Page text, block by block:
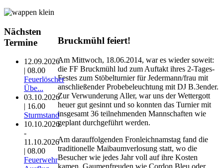
Bruckmühl feiert!
Am Mittwoch, 18.06.2014, war es wieder soweit:
die FF Bruckmühl lud zum Auftakt ihres 2-Tages-
Festes zum Stöbelturnier für Jedermann/frau mit
anschließender Probebeleuchtung mit DJ B.3ender.
Zur Verwunderung Aller, war uns der Wettergott
heuer gut gesinnt und so konnten das Turnier mit
insgesamt 36 teilnehmenden Mannschaften wie
geplant durchgeführt werden.
Am darauffolgenden Fronleichnamstag fand die
traditionelle Maibaumverlosung statt, wo die
Besucher wie jedes Jahr voll auf ihre Kosten
Nächsten
Termine
12.09.2026
| 08.00
Feuerlöscher
Übe...
03.10.2026
| 16.00
Sturmstand
10.10.2026
-
11.10.2026
| 08.00
Feuerwehr